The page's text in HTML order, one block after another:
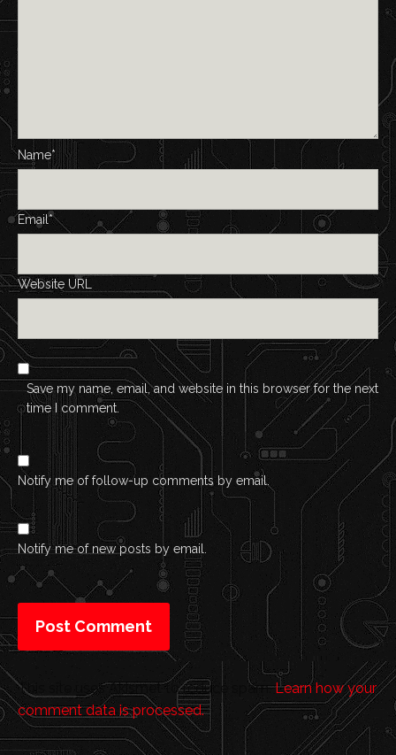
Name*
Email*
Website URL
Save my name, email, and website in this browser for the next
time I comment.
Notify me of follow-up comments by email.
Notify me of new posts by email.
This site uses Akismet to reduce spam.Learn how your
comment data is processed.